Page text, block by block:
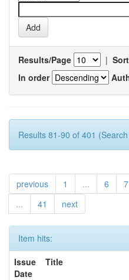
Results/Page |
In order
Results 81-90 of 401
previous 1 ... 6 7
...
41 next
Item hits:
Issue
Date
Title